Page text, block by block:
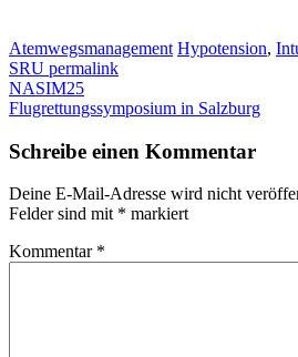
Atemwegsmanagement Hypotension,
SRU permalink
NASIM25
Flugrettungssymposium in Salzburg
Schreibe einen Kommentar
Deine E-Mail-Adresse wird nicht
Felder sind mit * markiert
Kommentar *